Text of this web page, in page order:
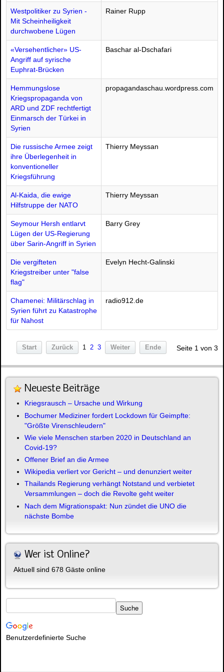
Westpolitiker zu Syrien -
Mit Scheinheiligkeit
durchwobene Lügen
Rainer Rupp
«Versehentlicher» US-
Angriff auf syrische
Euphrat-Brücken
Baschar al-Dschafari
Hemmungslose
Kriegspropaganda von
ARD und ZDF rechtfertigt
Einmarsch der Türkei in
Syrien
propagandaschau.wordpress.com
Die russische Armee zeigt
ihre Überlegenheit in
konventioneller
Kriegsführung
Thierry Meyssan
Al-Kaida, die ewige
Hilfstruppe der NATO
Thierry Meyssan
Seymour Hersh entlarvt
Lügen der US-Regierung
über Sarin-Angriff in Syrien
Barry Grey
Die vergifteten
Kriegstreiber unter "false
flag"
Evelyn Hecht-Galinski
Chamenei: Militärschlag in
Syrien führt zu Katastrophe
für Nahost
radio912.de
Seite 1 von 3
Start Zurück 1 2 3 Weiter Ende
Neueste Beiträge
Kriegsrausch – Ursache und Wirkung
Bochumer Mediziner fordert Lockdown für Geimpfte:
"Größte Virenschleudern"
Wie viele Menschen starben 2020 in Deutschland an
Covid-19?
Offener Brief an die Armee
Wikipedia verliert vor Gericht – und denunziert weiter
Thailands Regierung verhängt Notstand und verbietet
Versammlungen – doch die Revolte geht weiter
Nach dem Migrationspakt: Nun zündet die UNO die
nächste Bombe
Wer ist Online?
Aktuell sind 678 Gäste online
Benutzerdefinierte Suche